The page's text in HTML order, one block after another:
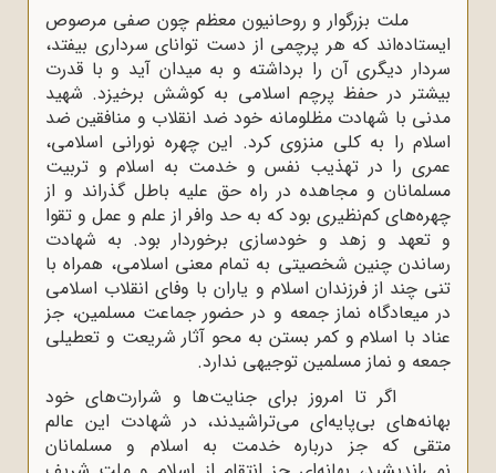
ملت بزرگوار و روحانیون معظم چون صفی مرصوص
ایستاده‌اند که هر پرچمی از دست توانای سرداری بیفتد،
سردار دیگری آن را برداشته و به میدان آید و با قدرت
بیشتر در حفظ پرچم اسلامی به کوشش برخیزد. شهید
مدنی با شهادت مظلومانه خود ضد انقلاب و منافقین ضد
اسلام را به کلی منزوی کرد. این چهره نورانی اسلامی،
عمری را در تهذیب نفس و خدمت به اسلام و تربیت
مسلمانان و مجاهده در راه حق علیه باطل گذراند و از
چهره‌های کم‌نظیری بود که به حد وافر از علم و عمل و تقوا
و تعهد و زهد و خودسازی برخوردار بود. به شهادت
رساندن چنین شخصیتی به تمام معنی اسلامی، همراه با
تنی چند از فرزندان اسلام و یاران با وفای انقلاب اسلامی
در میعادگاه نماز جمعه و در حضور جماعت مسلمین، جز
عناد با اسلام و کمر بستن به محو آثار شریعت و تعطیلی
جمعه و نماز مسلمین توجیهی ندارد.
اگر تا امروز برای جنایت‌ها و شرارت‌های خود
بهانه‌های بی‌پایه‌ای می‌تراشیدند، در شهادت این عالم
متقی که جز درباره خدمت به اسلام و مسلمانان